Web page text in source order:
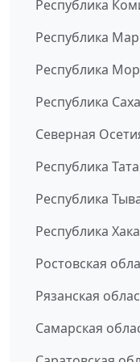
Республика
Республика
Республика
Республика
Северная
Республика
Республика
Республика
Ростовская
Рязанская
Самарская